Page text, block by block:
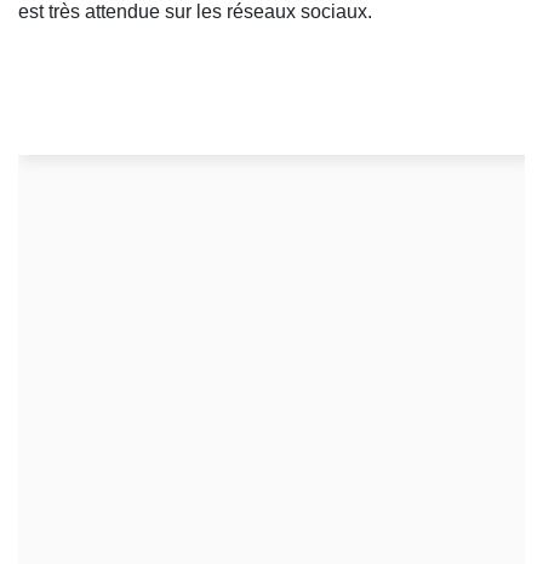
est très attendue sur les réseaux sociaux.